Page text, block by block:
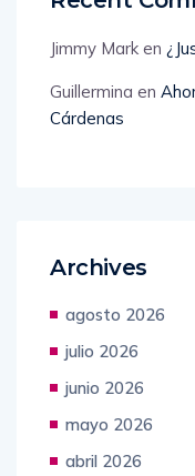
Jimmy Mark en
Guillermina en
Cárdenas
Archives
agosto 2026
julio 2026
junio 2026
mayo 2026
abril 2026